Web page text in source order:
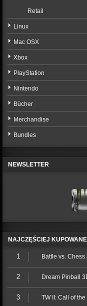
Retail
Linux
Mac OSX
Xbox
PlayStation
Nintendo
Bücher
Merchandise
Bundles
NEWSLETTER
NAJCZĘŚCIEJ KUPOWANE
1 Battle vs.
2 Dream Pinball
3 TW II: Call of